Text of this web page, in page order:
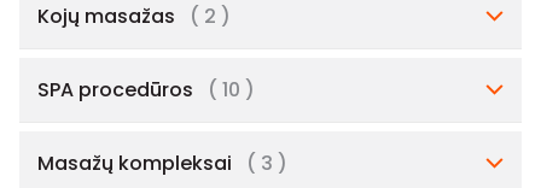
Kojų masažas ( 2 )
SPA procedūros ( 10 )
Masažų kompleksai ( 3 )